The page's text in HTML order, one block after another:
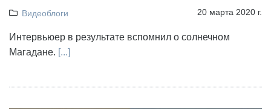
Видеоблоги 20 марта 2020 г.
Интервьюер в результате вспомнил о солнечном
Магадане. [...]